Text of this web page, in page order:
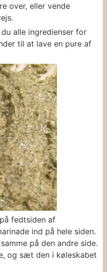
over, eller vende
alle ingredienser for
til at lave en pure af
fedtsiden af
ind på hele siden.
på den andre side.
og sæt den i køleskabet